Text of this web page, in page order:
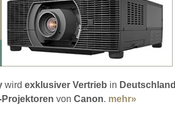
wird exklusiver Vertrieb in Deutschland
Projektoren von Canon. mehr»